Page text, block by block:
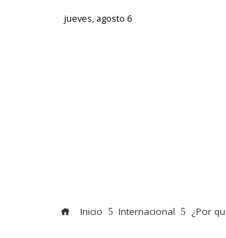
jueves, agosto 6
Inicio Internacional ¿Por